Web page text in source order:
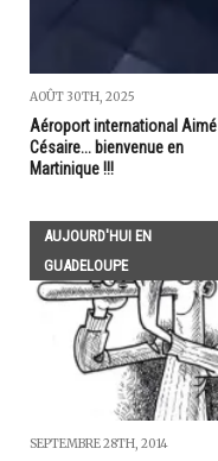
AOÛT 30TH, 2025
Aéroport international Aimé
Césaire... bienvenue en
Martinique !!!
AUJOURD'HUI EN
GUADELOUPE
SEPTEMBRE 28TH, 2014